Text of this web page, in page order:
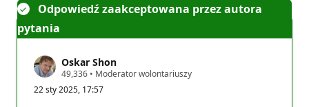
Odpowiedź zaakceptowana przez autora
pytania
Oskar Shon
49,336 P
n
• Moderator wolontariuszy
22 sty 2025, 17:57